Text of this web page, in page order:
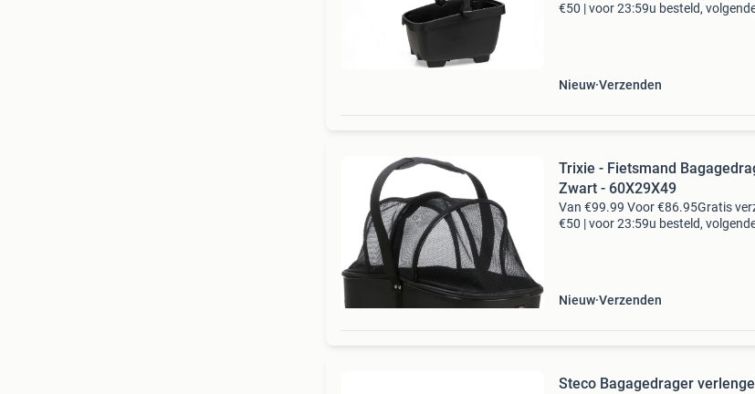
€50 | voor 23:59u besteld,
Nieuw Verzenden
Trixie - Fietsmand
Zwart - 60X29X49
Van €99.99 Voor €86.95Gratis
€50 | voor 23:59u besteld,
Nieuw Verzenden
Steco Bagagedrager